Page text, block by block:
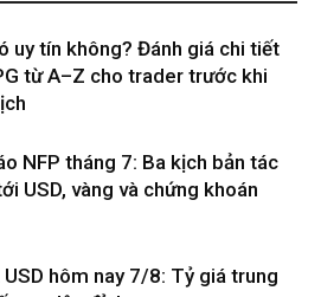
uy tín không? Đánh giá chi tiết
từ A–Z cho trader trước khi
NFP tháng 7: Ba kịch bản tác
USD, vàng và chứng khoán
hôm nay 7/8: Tỷ giá trung